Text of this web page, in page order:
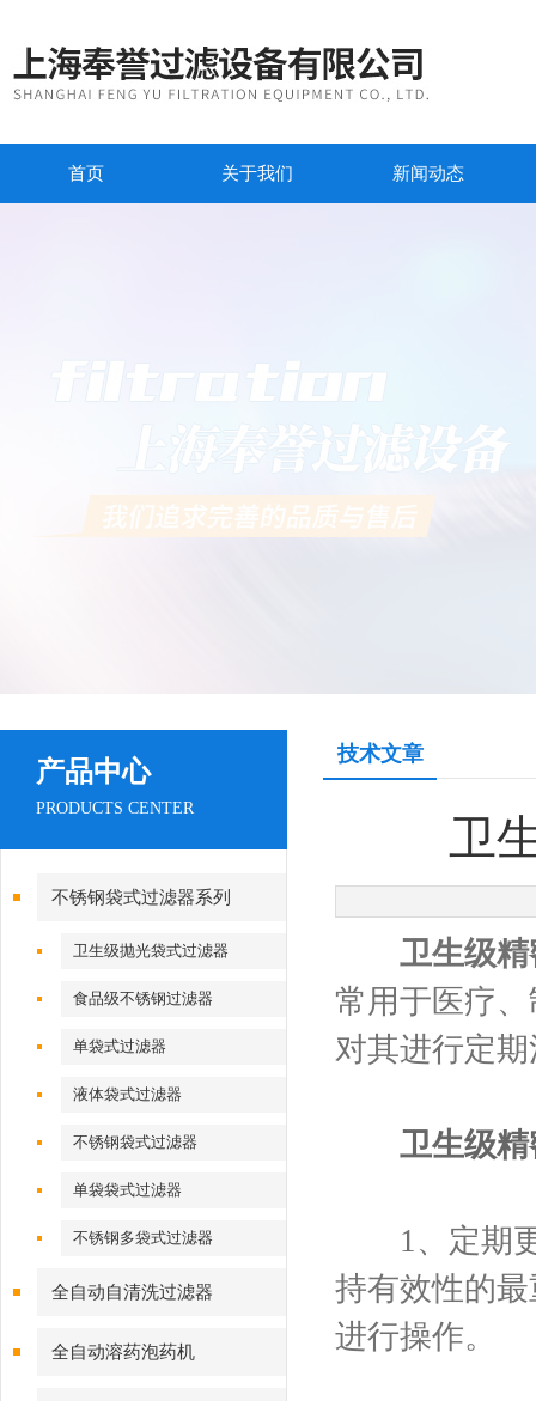
首页 关于我们 新闻动态
产品中心
PRODUCTS CENTER
不锈钢袋式过滤器系列
卫生级抛光袋式过滤器
食品级不锈钢过滤器
单袋式过滤器
液体袋式过滤器
不锈钢袋式过滤器
单袋袋式过滤器
不锈钢多袋式过滤器
全自动自清洗过滤器
全自动溶药泡药机
技术文章
卫
卫生级
常用于医疗
对其进行定
卫生级
1、定期更
持有效性的
进行操作。